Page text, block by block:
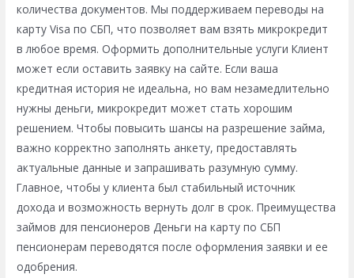
количества документов. Мы поддерживаем переводы на
карту Visa по СБП, что позволяет вам взять микрокредит
в любое время. Оформить дополнительные услуги Клиент
может если оставить заявку на сайте. Если ваша
кредитная история не идеальна, но вам незамедлительно
нужны деньги, микрокредит может стать хорошим
решением. Чтобы повысить шансы на разрешение займа,
важно корректно заполнять анкету, предоставлять
актуальные данные и запрашивать разумную сумму.
Главное, чтобы у клиента был стабильный источник
дохода и возможность вернуть долг в срок. Преимущества
займов для пенсионеров Деньги на карту по СБП
пенсионерам переводятся после оформления заявки и ее
одобрения.